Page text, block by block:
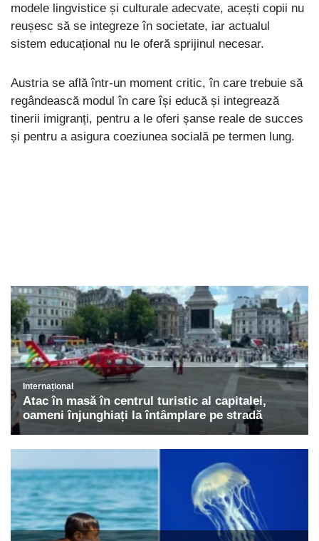
modele lingvistice și culturale adecvate, acești copii nu
reușesc să se integreze în societate, iar actualul
sistem educațional nu le oferă sprijinul necesar.
Austria se află într-un moment critic, în care trebuie să
regândească modul în care își educă și integrează
tinerii imigranți, pentru a le oferi șanse reale de succes
și pentru a asigura coeziunea socială pe termen lung.